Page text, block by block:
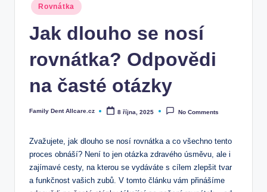
Posted
in
Rovnátka
Jak dlouho se nosí
rovnátka? Odpovědi
na časté otázky
Posted
Family Dent Allcare.cz 8 října, 2025 No Comments
Zvažujete, jak dlouho se nosí rovnátka a co všechno tento
proces obnáší? Není to jen otázka zdravého úsměvu, ale i
zajímavé cesty, na kterou se vydáváte s cílem zlepšit tvar
a funkčnost vašich zubů. V tomto článku vám přinášíme